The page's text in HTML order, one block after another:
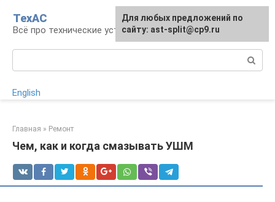
контенту
ТехАС
Всё про технические устройства
English
Главная » Ремонт
Чем, как и когда смазывать УШМ
Для любых предложений по
сайту: ast-split@cp9.ru